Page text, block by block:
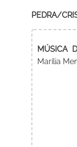
PEDRA/
MÚSICA
Marília